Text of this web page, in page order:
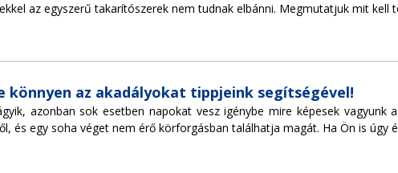
az egyszerű takarítószerek nem tudnak elbánni. Megmutatjuk mit kell
könnyen az akadályokat tippjeink segítségével!
azonban sok esetben napokat vesz igénybe mire képesek
és egy soha véget nem érő körforgásban találhatja magát. Ha Ön is úgy